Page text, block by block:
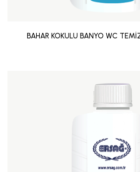
BAHAR KOKULU BANYO WC